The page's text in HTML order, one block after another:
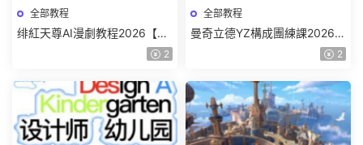
全部教程
绯紅天尊AI漫劇教程2026【畫
2
全部教程
曼奇立德YZ構成團練課2026年
8月已結課【畫質高清有課件】
2